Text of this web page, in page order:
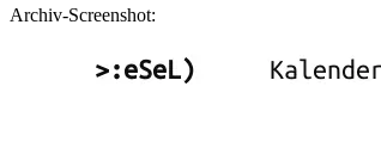
Archiv-Screenshot: